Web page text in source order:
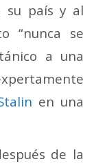
su país y al
“nunca se
a una
en una
de la